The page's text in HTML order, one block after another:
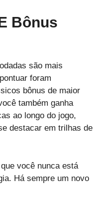
Bônus
são mais
foram
bônus de maior
também ganha
ao longo do jogo,
destacar em trilhas de
você nunca está
Há sempre um novo